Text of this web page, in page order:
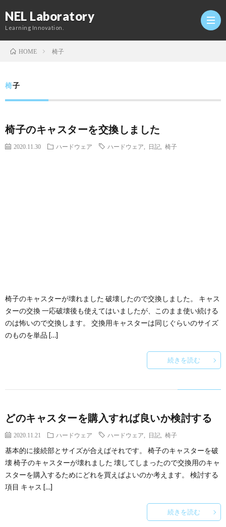
NEL Laboratory
Learning Innovation.
研
HOME 椅子
椅子
椅子のキャスターを交換しました
2020.11.30 ハードウェア ハードウェア 日記 椅子
椅子のキャスターが壊れました 破壊したので交換しました。 キャス
ターの交換 一応破壊後も使えてはいましたが、このまま使い続ける
のは怖いので交換します。 交換用キャスターは同じぐらいのサイズ
のものを単品 […]
続きを読む
どのキャスターを購入すれば良いか検討する
2020.11.21 ハードウェア ハードウェア 日記 椅子
基本的に接続部とサイズが合えばそれです。 椅子のキャスターを破
壊 椅子のキャスターが壊れました 壊してしまったので交換用のキャ
スターを購入するためにどれを買えばよいのか考えます。 検討する
項目 キャス […]
続きを読む